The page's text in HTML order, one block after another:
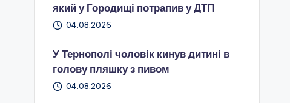
який у Городищі потрапив у ДТП
04.08.2026
У Тернополі чоловік кинув дитині в
голову пляшку з пивом
04.08.2026